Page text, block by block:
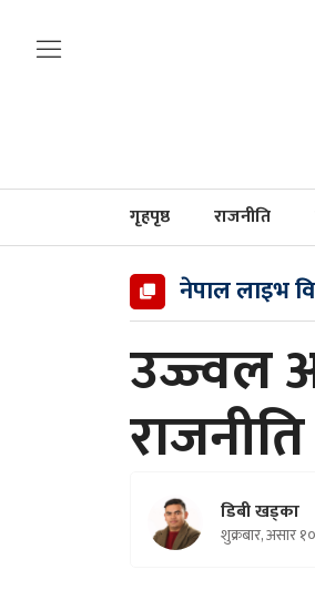
गृहपृष्ठ राजनीति
नेपाल लाइभ
उज्ज्वल
राजनीति
डिबी खड्का
शुक्रबार, असार